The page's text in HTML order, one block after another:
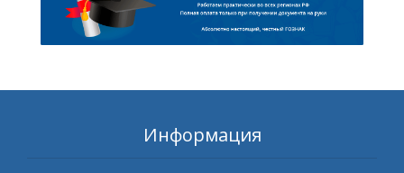
Информация